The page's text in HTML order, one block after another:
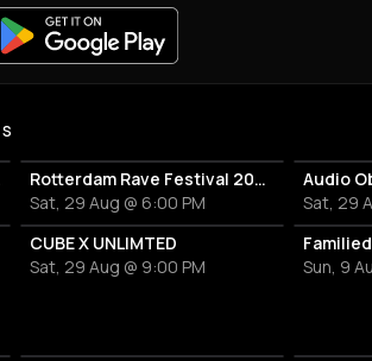
Rotterdam Rave Festival 2026
Sat, 29 Aug @ 6:00 PM
Audio
Sat, 29
CUBE X UNLIMTED
Sat, 29 Aug @ 9:00 PM
Sun, 9